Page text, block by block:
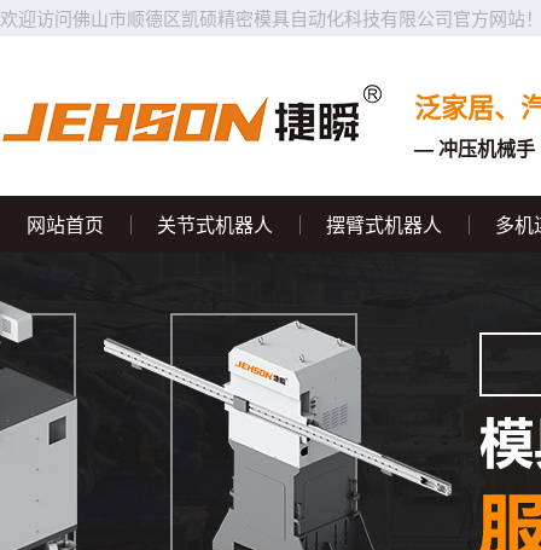
欢迎访问佛山市顺德区凯硕精密模具自动化科技有限公司官方网站
泛家居、
— 冲压机械手
网站首页 关节式机器人 摆臂式机器人 多机